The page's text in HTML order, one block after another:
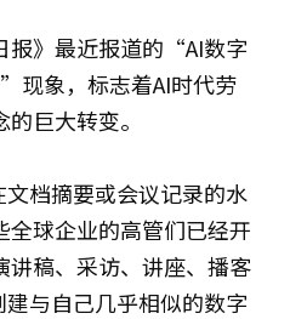
报》最近报道的“AI数字
现象，标志着AI时代劳
巨大转变。
档摘要或会议记录的水
球企业的高管们已经开
稿、采访、讲座、播客
与自己几乎相似的数字